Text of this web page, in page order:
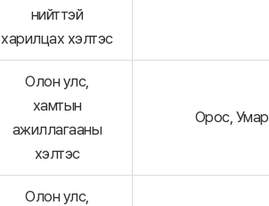
нийттэй
харилцах хэлтэс
Олон улс,
хамтын
ажиллагааны
хэлтэс
Орос,
Олон улс,